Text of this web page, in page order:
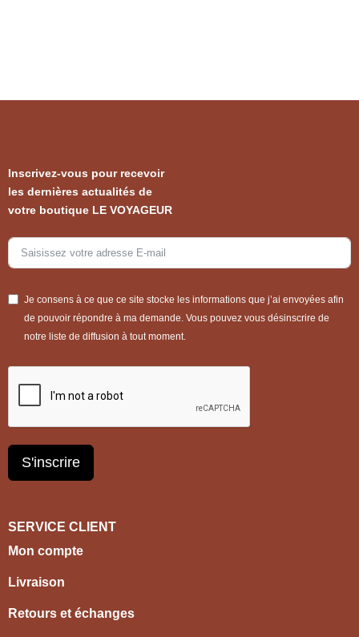
Inscrivez-vous pour recevoir
les dernières actualités de
votre boutique LE VOYAGEUR
Je consens à ce que ce site stocke les informations que j’ai envoyées afin
de pouvoir répondre à ma demande. Vous pouvez vous désinscrire de
notre liste de diffusion à tout moment.
S'inscrire
SERVICE CLIENT
Mon compte
Livraison
Retours et échanges